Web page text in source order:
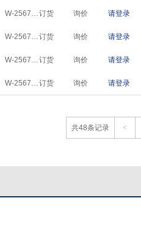
W-256706订货 询价 请登录
W-256779订货 询价 请登录
W-256710订货 询价 请登录
W-256782订货 询价 请登录
共48条记录 <